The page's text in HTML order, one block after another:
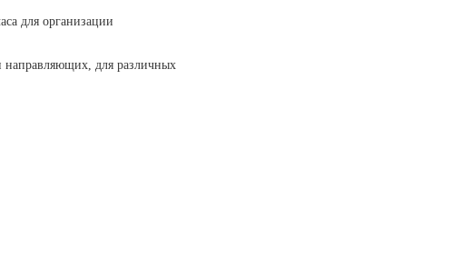
для организации
направляющих, для различных